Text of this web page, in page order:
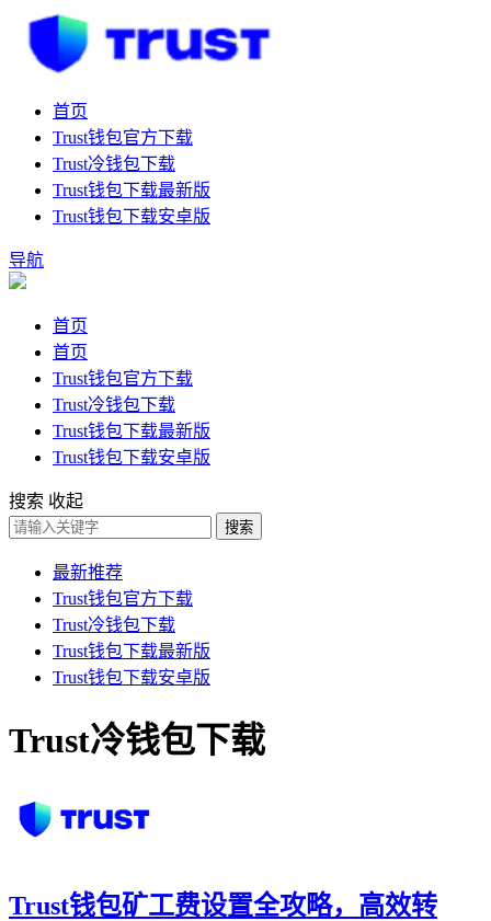
首页
Trust钱包官方下载
Trust冷钱包下载
Trust钱包下载最新版
Trust钱包下载安卓版
导航
首页
首页
Trust钱包官方下载
Trust冷钱包下载
Trust钱包下载最新版
Trust钱包下载安卓版
搜索 收起
搜索
最新推荐
Trust钱包官方下载
Trust冷钱包下载
Trust钱包下载最新版
Trust钱包下载安卓版
Trust冷钱包下载
Trust钱包矿工费设置全攻略，高效转